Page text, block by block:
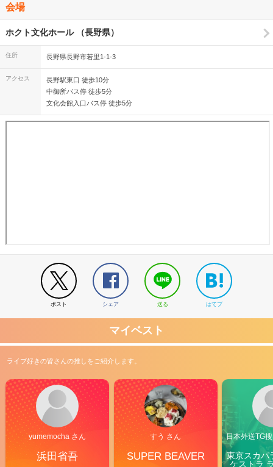
会場
ホクト文化ホール （長野県）
住所 長野県長野市若里1-1-3
アクセス
長野駅東口 徒歩10分
中御所バス停 徒歩5分
文化会館入口バス停 徒歩5分
ポスト シェア 送る はてブ
マイベスト
ライブ好きの皆さんの推しをご紹介します。
yumemocha さん
浜田省吾
すう さん
SUPER BEAVER
日本外送TG
東京スカパ
ケストラ